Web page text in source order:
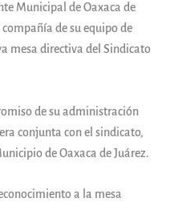
Municipal de Oaxaca de
de su equipo de
mesa directiva del Sindicato
de su administración
conjunta con el sindicato,
de Oaxaca de Juárez.
a la mesa